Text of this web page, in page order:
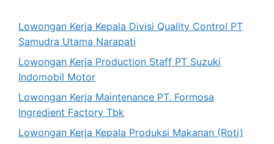
Lowongan Kerja Kepala Divisi Quality Control PT
Samudra Utama Narapati
Lowongan Kerja Production Staff PT Suzuki
Indomobil Motor
Lowongan Kerja Maintenance PT. Formosa
Ingredient Factory Tbk
Lowongan Kerja Kepala Produksi Makanan (Roti)